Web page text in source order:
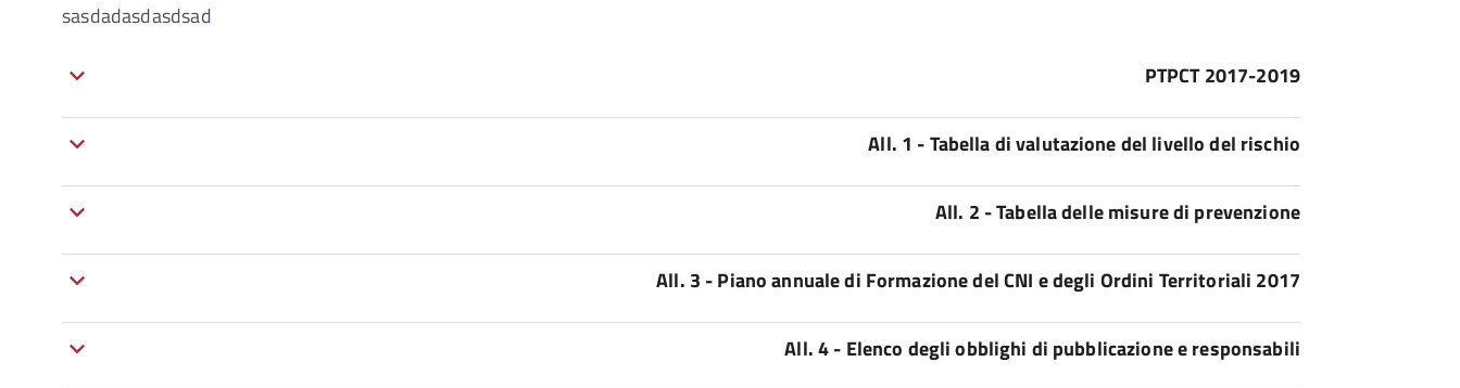
sasdadasdasdsad
PTPCT 2017-2019
All. 1 - Tabella di valutazione del livello del rischio
All. 2 - Tabella delle misure di prevenzione
All. 3 - Piano annuale di Formazione del CNI e degli Ordini Territoriali 2017
All. 4 - Elenco degli obblighi di pubblicazione e responsabili